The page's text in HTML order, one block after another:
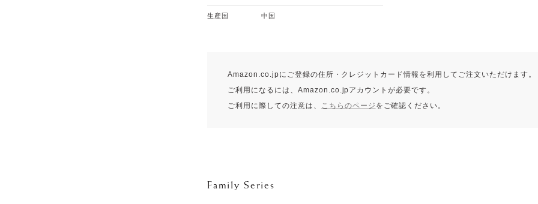
生産国 中国
Amazon.co.jpにご登録の住所・クレジットカード情報を利用してご注文いただけます。
ご利用になるには、Amazon.co.jpアカウントが必要です。
ご利用に際しての注意は、 こちらのページ をご確認ください。
Family Series